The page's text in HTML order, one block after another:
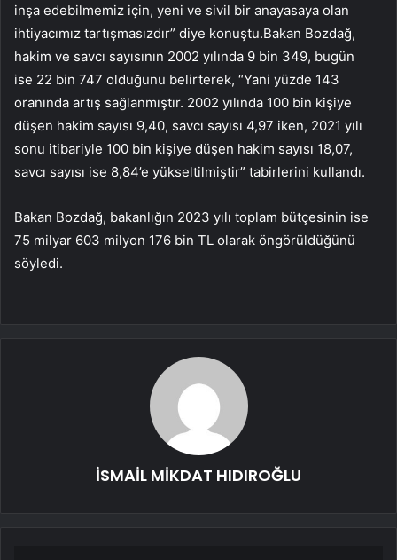
inşa edebilmemiz için, yeni ve sivil bir anayasaya olan
ihtiyacımız tartışmasızdır” diye konuştu.Bakan Bozdağ,
hakim ve savcı sayısının 2002 yılında 9 bin 349, bugün
ise 22 bin 747 olduğunu belirterek, “Yani yüzde 143
oranında artış sağlanmıştır. 2002 yılında 100 bin kişiye
düşen hakim sayısı 9,40, savcı sayısı 4,97 iken, 2021 yılı
sonu itibariyle 100 bin kişiye düşen hakim sayısı 18,07,
savcı sayısı ise 8,84’e yükseltilmiştir” tabirlerini kullandı.
Bakan Bozdağ, bakanlığın 2023 yılı toplam bütçesinin ise
75 milyar 603 milyon 176 bin TL olarak öngörüldüğünü
söyledi.
İSMAİL MİKDAT HIDIROĞLU